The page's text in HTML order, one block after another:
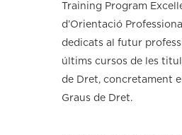
Training Program
d’Orientació
dedicats al futur
últims cursos de les
de Dret, concretament
Graus de Dret.